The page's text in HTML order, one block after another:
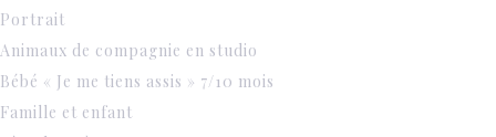
Portrait
Animaux de compagnie en studio
Bébé « Je me tiens assis » 7/10 mois
Famille et enfant